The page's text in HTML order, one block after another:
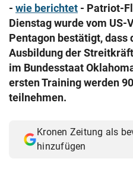
- wie berichtet - Patriot-
Dienstag wurde vom
Pentagon bestätigt, dass
Ausbildung der
im Bundesstaat
ersten Training werden
teilnehmen.
Kronen Zeitung als
hinzufügen